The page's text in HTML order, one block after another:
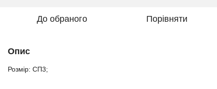
До обраного Порівняти
Опис
Розмір: СП3;